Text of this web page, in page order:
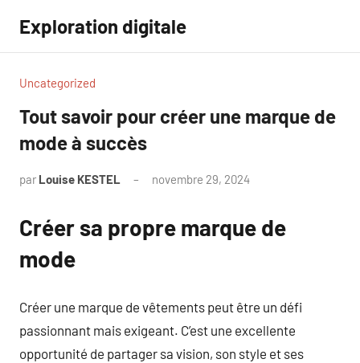
contenu
Exploration digitale
Uncategorized
Tout savoir pour créer une marque de
mode à succès
par Louise KESTEL novembre 29, 2024
Créer sa propre marque de
mode
Créer une marque de vêtements peut être un défi
passionnant mais exigeant. C’est une excellente
opportunité de partager sa vision, son style et ses